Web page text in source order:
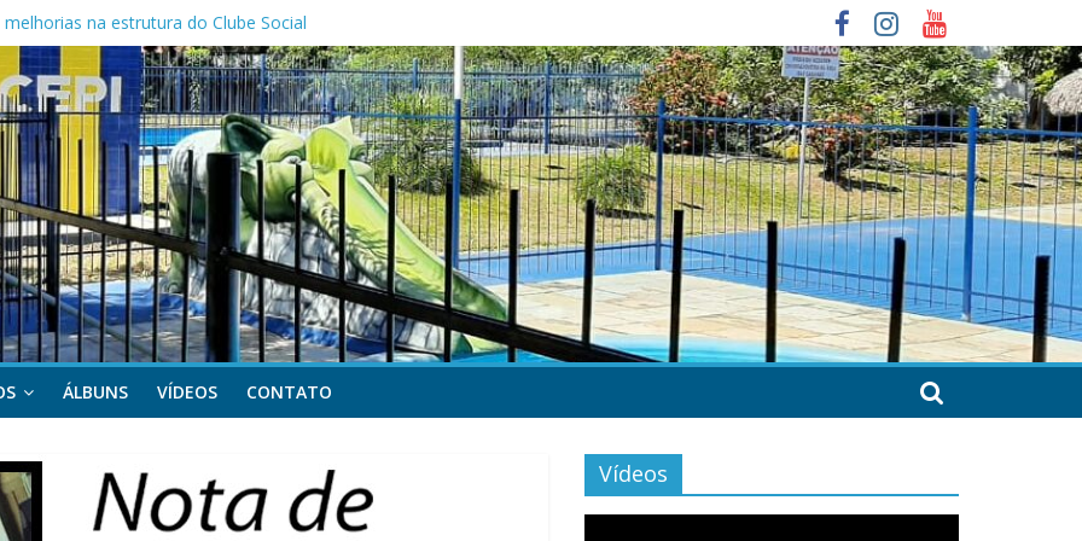
melhorias na estrutura do Clube Social
da APOCEPI
a primeira vitória no Campeonato 50tão!
ÁLBUNS VÍDEOS CONTATO
Vídeos